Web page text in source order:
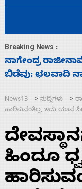
Breaking News :
ಸಚಿವ ಸಂಪುಟ
ಹೈಕಮಾಂಡ್
News13 > ಸುದ್ದಿಗಳು >
ಹಾರಿಸುವಂತಿಲ್ಲ, ಇದು ಯಾವ
ಹಿಂದೂ